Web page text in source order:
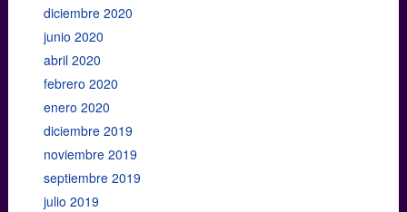
diciembre 2020
junio 2020
abril 2020
febrero 2020
enero 2020
diciembre 2019
noviembre 2019
septiembre 2019
julio 2019